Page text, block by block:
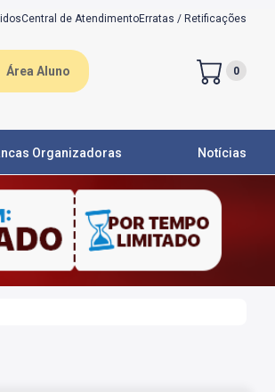
Central de AtendimentoErratas / Retificações
Área Aluno 0
Organizadoras Notícias